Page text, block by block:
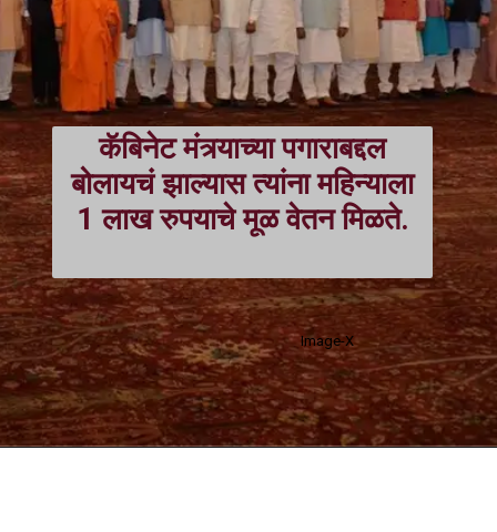
कॅबिनेट मंत्र्याच्या पगाराबद्दल
बोलायचं झाल्यास त्यांना महिन्याला
1 लाख रुपयाचे मूळ वेतन मिळते.
Image-X